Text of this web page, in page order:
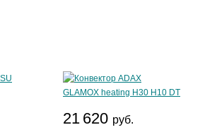
21 620 руб.